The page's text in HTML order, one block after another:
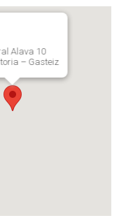
Alava 10
– Gasteiz